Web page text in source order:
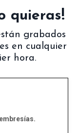
quieras!
grabados
en cualquier
hora.